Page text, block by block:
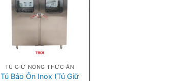
TỦ GIỮ NÓNG THỨC ĂN
Tủ Bảo Ôn Inox (Tủ Giữ